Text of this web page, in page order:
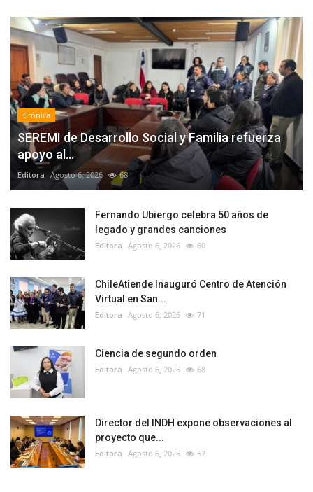
Crónica
SEREMI de Desarrollo Social y Familia refuerza
apoyo al...
Editora Agosto 6, 2026 68
Fernando Ubiergo celebra 50 años de
legado y grandes canciones
Editora Agosto 6, 2026 60
ChileAtiende Inauguró Centro de Atención
Virtual en San...
Editora Agosto 6, 2026 71
Ciencia de segundo orden
Editora Agosto 6, 2026 68
Director del INDH expone observaciones al
proyecto que...
Editora Agosto 6, 2026 57